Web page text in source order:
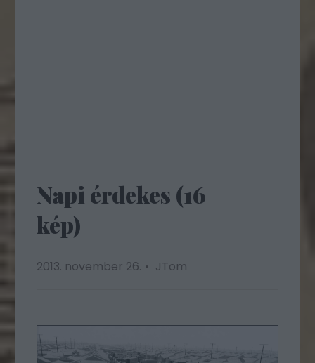
Napi érdekes (16
kép)
2013. november 26. JTom